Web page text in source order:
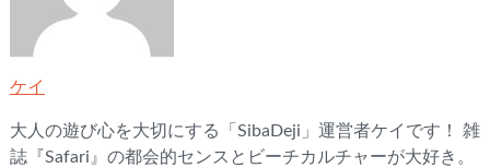
ケイ
大人の遊び心を大切にする「SibaDeji」運営者ケイです！ 雑
誌『Safari』の都会的センスとビーチカルチャーが大好き。